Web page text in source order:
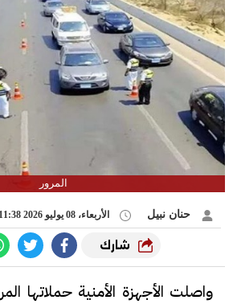
المرور
حنان نبيل الأربعاء، 08 يوليو 2026 11:38 ص
شارك
واصلت الأجهزة الأمنية حملاتها